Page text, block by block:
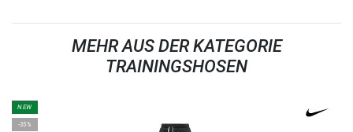
MEHR AUS DER KATEGORIE
TRAININGSHOSEN
NEW
-35%